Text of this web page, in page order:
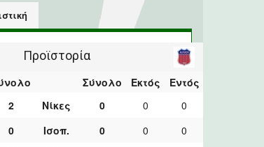
Προϊστορία
Σύνολο Εκτός
Εντός
2 Νίκες 0 0
0
0 Ισοπ. 0 0
0